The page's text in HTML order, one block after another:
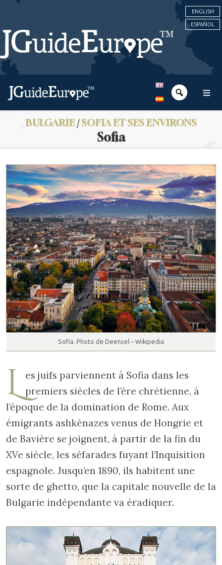
ENGLISH
ESPAÑOL
BULGARIE/SOFIA ET SES ENVIRONS
Sofia
Sofia. Photo de Deensel – Wikipedia
L es juifs parviennent à Sofia dans les
premiers siècles de l’ère chrétienne, à
l’époque de la domination de Rome. Aux
émigrants ashkénazes venus de Hongrie et
de Bavière se joignent, à partir de la fin du
XVe siècle, les séfarades fuyant l’Inquisition
espagnole. Jusqu’en 1890, ils habitent une
sorte de ghetto, que la capitale nouvelle de la
Bulgarie indépendante va éradiquer.